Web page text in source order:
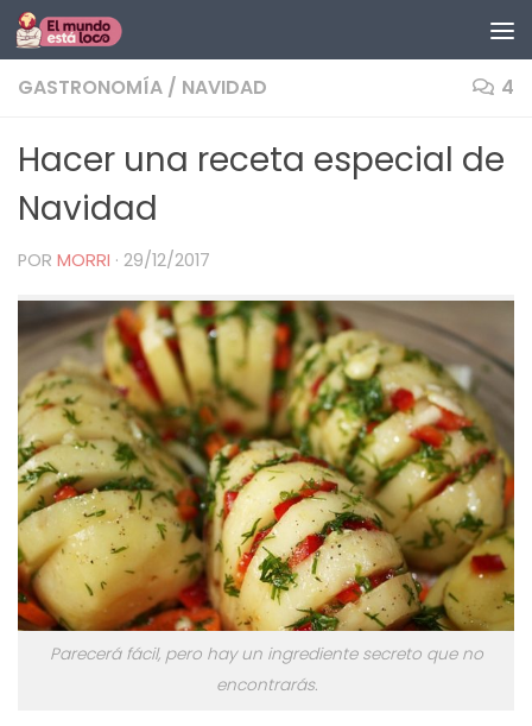
Saltar al contenido
GASTRONOMÍA / NAVIDAD 4
Hacer una receta especial de
Navidad
POR MORRI · 29/12/2017
Parecerá fácil, pero hay un ingrediente secreto que no
encontrarás.